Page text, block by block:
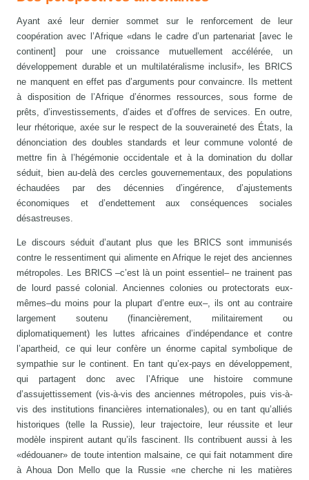
Ayant axé leur dernier sommet sur le renforcement de leur
coopération avec l’Afrique «dans le cadre d’un partenariat [avec le
continent] pour une croissance mutuellement accélérée, un
développement durable et un multilatéralisme inclusif», les BRICS
ne manquent en effet pas d’arguments pour convaincre. Ils mettent
à disposition de l’Afrique d’énormes ressources, sous forme de
prêts, d’investissements, d’aides et d’offres de services. En outre,
leur rhétorique, axée sur le respect de la souveraineté des États, la
dénonciation des doubles standards et leur commune volonté de
mettre fin à l’hégémonie occidentale et à la domination du dollar
séduit, bien au-delà des cercles gouvernementaux, des populations
échaudées par des décennies d’ingérence, d’ajustements
économiques et d’endettement aux conséquences sociales
désastreuses.
Le discours séduit d’autant plus que les BRICS sont immunisés
contre le ressentiment qui alimente en Afrique le rejet des anciennes
métropoles. Les BRICS –c’est là un point essentiel– ne trainent pas
de lourd passé colonial. Anciennes colonies ou protectorats eux-
mêmes–du moins pour la plupart d’entre eux–, ils ont au contraire
largement soutenu (financièrement, militairement ou
diplomatiquement) les luttes africaines d’indépendance et contre
l’apartheid, ce qui leur confère un énorme capital symbolique de
sympathie sur le continent. En tant qu’ex-pays en développement,
qui partagent donc avec l’Afrique une histoire commune
d’assujettissement (vis-à-vis des anciennes métropoles, puis vis-à-
vis des institutions financières internationales), ou en tant qu’alliés
historiques (telle la Russie), leur trajectoire, leur réussite et leur
modèle inspirent autant qu’ils fascinent. Ils contribuent aussi à les
«dédouaner» de toute intention malsaine, ce qui fait notamment dire
à Ahoua Don Mello que la Russie «ne cherche ni les matières